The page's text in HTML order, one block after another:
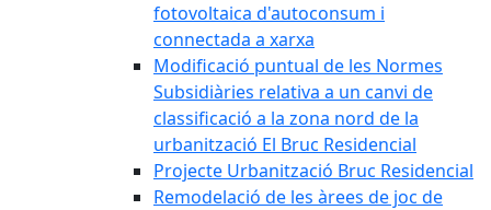
fotovoltaica d'autoconsum i
connectada a xarxa
Modificació puntual de les Normes
Subsidiàries relativa a un canvi de
classificació a la zona nord de la
urbanització El Bruc Residencial
Projecte Urbanització Bruc Residencial
Remodelació de les àrees de joc de